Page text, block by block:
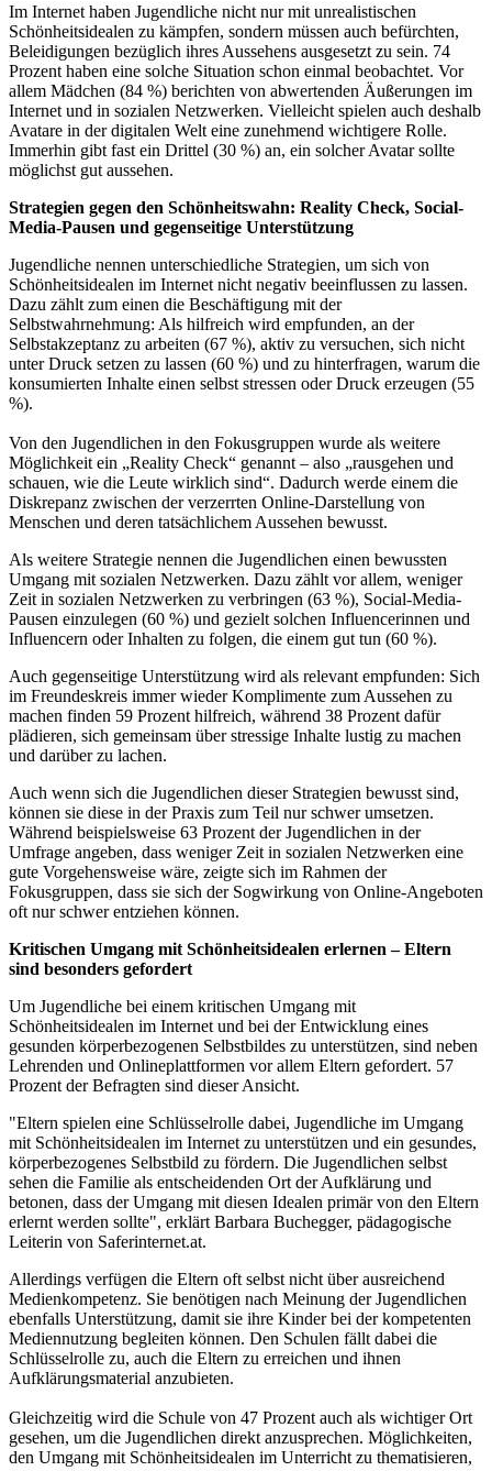
Im Internet haben Jugendliche nicht nur mit unrealistischen
Schönheitsidealen zu kämpfen, sondern müssen auch befürchten,
Beleidigungen bezüglich ihres Aussehens ausgesetzt zu sein. 74
Prozent haben eine solche Situation schon einmal beobachtet. Vor
allem Mädchen (84 %) berichten von abwertenden Äußerungen im
Internet und in sozialen Netzwerken. Vielleicht spielen auch deshalb
Avatare in der digitalen Welt eine zunehmend wichtigere Rolle.
Immerhin gibt fast ein Drittel (30 %) an, ein solcher Avatar sollte
möglichst gut aussehen.
Strategien gegen den Schönheitswahn: Reality Check, Social-
Media-Pausen und gegenseitige Unterstützung
Jugendliche nennen unterschiedliche Strategien, um sich von
Schönheitsidealen im Internet nicht negativ beeinflussen zu lassen.
Dazu zählt zum einen die Beschäftigung mit der
Selbstwahrnehmung: Als hilfreich wird empfunden, an der
Selbstakzeptanz zu arbeiten (67 %), aktiv zu versuchen, sich nicht
unter Druck setzen zu lassen (60 %) und zu hinterfragen, warum die
konsumierten Inhalte einen selbst stressen oder Druck erzeugen (55
%).
Von den Jugendlichen in den Fokusgruppen wurde als weitere
Möglichkeit ein „Reality Check“ genannt – also „rausgehen und
schauen, wie die Leute wirklich sind“. Dadurch werde einem die
Diskrepanz zwischen der verzerrten Online-Darstellung von
Menschen und deren tatsächlichem Aussehen bewusst.
Als weitere Strategie nennen die Jugendlichen einen bewussten
Umgang mit sozialen Netzwerken. Dazu zählt vor allem, weniger
Zeit in sozialen Netzwerken zu verbringen (63 %), Social-Media-
Pausen einzulegen (60 %) und gezielt solchen Influencerinnen und
Influencern oder Inhalten zu folgen, die einem gut tun (60 %).
Auch gegenseitige Unterstützung wird als relevant empfunden: Sich
im Freundeskreis immer wieder Komplimente zum Aussehen zu
machen finden 59 Prozent hilfreich, während 38 Prozent dafür
plädieren, sich gemeinsam über stressige Inhalte lustig zu machen
und darüber zu lachen.
Auch wenn sich die Jugendlichen dieser Strategien bewusst sind,
können sie diese in der Praxis zum Teil nur schwer umsetzen.
Während beispielsweise 63 Prozent der Jugendlichen in der
Umfrage angeben, dass weniger Zeit in sozialen Netzwerken eine
gute Vorgehensweise wäre, zeigte sich im Rahmen der
Fokusgruppen, dass sie sich der Sogwirkung von Online-Angeboten
oft nur schwer entziehen können.
Kritischen Umgang mit Schönheitsidealen erlernen – Eltern
sind besonders gefordert
Um Jugendliche bei einem kritischen Umgang mit
Schönheitsidealen im Internet und bei der Entwicklung eines
gesunden körperbezogenen Selbstbildes zu unterstützen, sind neben
Lehrenden und Onlineplattformen vor allem Eltern gefordert. 57
Prozent der Befragten sind dieser Ansicht.
"Eltern spielen eine Schlüsselrolle dabei, Jugendliche im Umgang
mit Schönheitsidealen im Internet zu unterstützen und ein gesundes,
körperbezogenes Selbstbild zu fördern. Die Jugendlichen selbst
sehen die Familie als entscheidenden Ort der Aufklärung und
betonen, dass der Umgang mit diesen Idealen primär von den Eltern
erlernt werden sollte", erklärt Barbara Buchegger, pädagogische
Leiterin von Saferinternet.at.
Allerdings verfügen die Eltern oft selbst nicht über ausreichend
Medienkompetenz. Sie benötigen nach Meinung der Jugendlichen
ebenfalls Unterstützung, damit sie ihre Kinder bei der kompetenten
Mediennutzung begleiten können. Den Schulen fällt dabei die
Schlüsselrolle zu, auch die Eltern zu erreichen und ihnen
Aufklärungsmaterial anzubieten.
Gleichzeitig wird die Schule von 47 Prozent auch als wichtiger Ort
gesehen, um die Jugendlichen direkt anzusprechen. Möglichkeiten,
den Umgang mit Schönheitsidealen im Unterricht zu thematisieren,